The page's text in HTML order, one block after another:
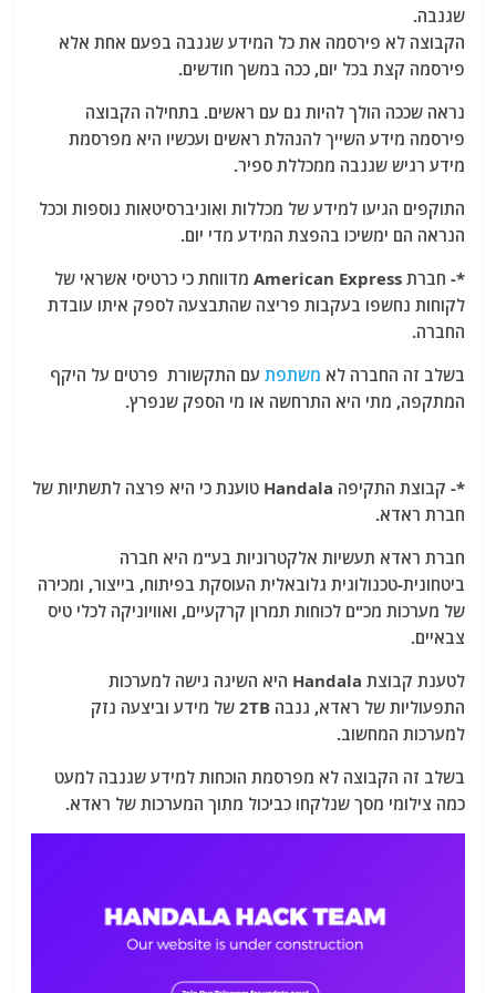
שגנבה.
הקבוצה לא פירסמה את כל המידע שגנבה בפעם אחת אלא
פירסמה קצת בכל יום, ככה במשך חודשים.
נראה שככה הולך להיות גם עם ראשים. בתחילה הקבוצה
פירסמה מידע השייך להנהלת ראשים ועכשיו היא מפרסמת
מידע רגיש שגנבה ממכללת ספיר.
התוקפים הגיעו למידע של מכללות ואוניברסיטאות נוספות וככל
הנראה הם ימשיכו בהפצת המידע מדי יום.
*- חברת American Express מדווחת כי כרטיסי אשראי של
לקוחות נחשפו בעקבות פריצה שהתבצעה לספק איתו עובדת
החברה.
בשלב זה החברה לא משתפת עם התקשורת פרטים על היקף
המתקפה, מתי היא התרחשה או מי הספק שנפרץ.
*- קבוצת התקיפה Handala טוענת כי היא פרצה לתשתיות של
חברת ראדא.
חברת ראדא תעשיות אלקטרוניות בע"מ היא חברה
ביטחונית-טכנולוגית גלובאלית העוסקת בפיתוח, בייצור, ומכירה
של מערכות מכ"ם לכוחות תמרון קרקעיים, ואוויוניקה לכלי טיס
צבאיים.
לטענת קבוצת Handala היא השיגה גישה למערכות
התפעוליות של ראדא, גנבה 2TB של מידע וביצעה נזק
למערכות המחשוב.
בשלב זה הקבוצה לא מפרסמת הוכחות למידע שגנבה למעט
כמה צילומי מסך שנלקחו כביכול מתוך המערכות של ראדא.